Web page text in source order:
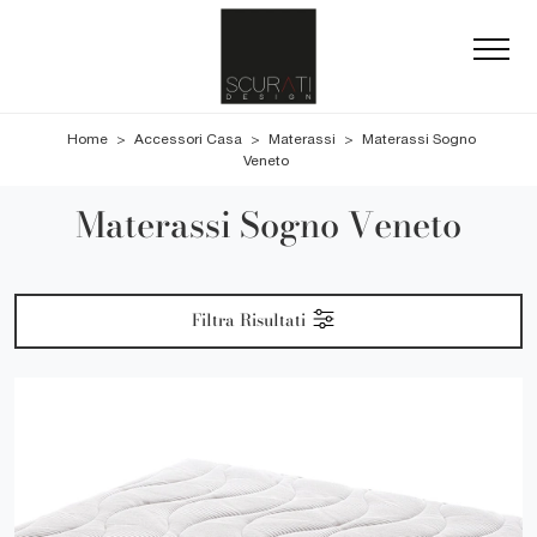
Home > Accessori Casa > Materassi > Materassi Sogno
Veneto
Materassi Sogno Veneto
Filtra Risultati